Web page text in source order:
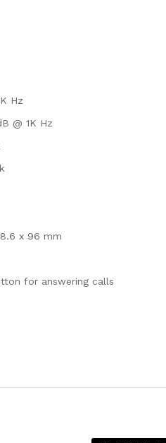
Hz
@ 1K Hz
x 96 mm
for answering calls